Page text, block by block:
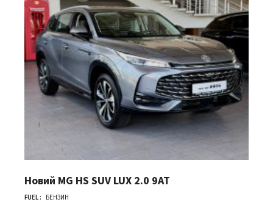
Новий MG HS SUV LUX 2.0 9AT
FUEL : БЕНЗИН